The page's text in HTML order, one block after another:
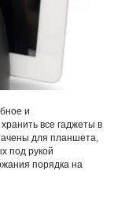
и
все гаджеты в
для планшета,
под рукой
порядка на